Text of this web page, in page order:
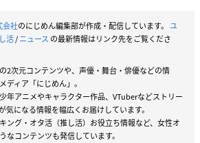
会社のにじめん編集部が作成・配信しています。 ユ
活/ニュース の最新情報はリンク先をご覧くださ
2次元コンテンツや、声優・舞台・俳優などの情
ディア「にじめん」。
年アニメやキャラクター作品、VTuberなどストリー
気になる情報を幅広くお届けしています。
ング・オタ活（推し活）お役立ち情報など、女性オ
なコンテンツも発信しています。